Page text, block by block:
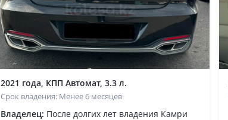
2021 года, КПП Автомат, 3.3 л.
Срок владения: Менее 6 месяцев
Владелец: После долгих лет владения Камри